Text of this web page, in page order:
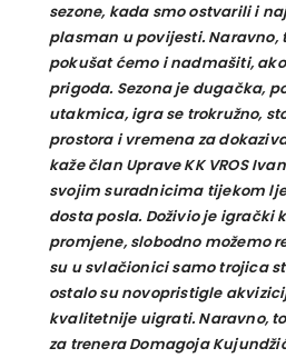
sezone, kada smo ostvarili i
plasman u povijesti. Naravno,
pokušat ćemo i nadmašiti,
prigoda. Sezona je dugačka,
utakmica, igra se trokružno,
prostora i vremena za
kaže član Uprave KK VROS
svojim suradnicima tijekom
dosta posla. Doživio je igrački
promjene, slobodno možemo
su u svlačionici samo trojica
ostalo su novopristigle
kvalitetnije uigrati. Naravno,
za trenera Domagoja